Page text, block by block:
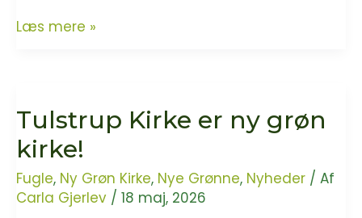
Fuglekiggeri
Læs mere »
Tulstrup Kirke er ny grøn
kirke!
Fugle, Ny Grøn Kirke, Nye Grønne, Nyheder / Af
Carla Gjerlev / 18 maj, 2026